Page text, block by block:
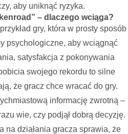
aby uniknąć ryzyka.
– dlaczego wciąga?
gry, która w prosty sposób
psychologiczne, aby wciągnąć
satysfakcja z pokonywania
swojego rekordu to silne
że gracz chce wracać do gry.
informację zwrotną –
wie, czy podjął dobrą decyzję.
na działania gracza sprawia, że